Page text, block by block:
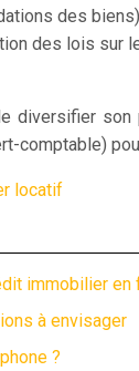
des
des lois sur
diversifier
comptable)
locatif
immobilier en
à envisager
?